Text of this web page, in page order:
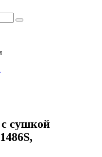
сушкой